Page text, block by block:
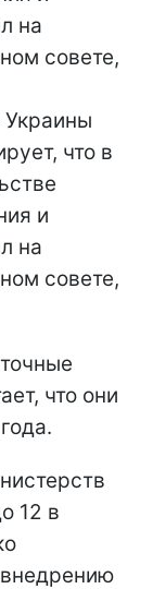
на
совете,
что в
и
на
совете,
что они
12 в